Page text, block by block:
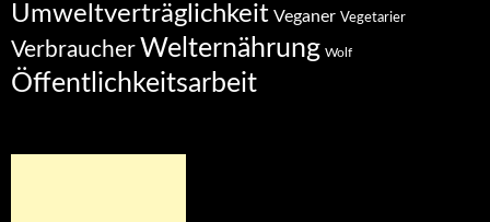
Umweltverträglichkeit Veganer Vegetarier
VerbraucherWelternährung Wolf
Öffentlichkeitsarbeit